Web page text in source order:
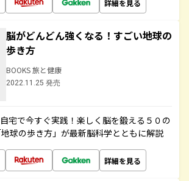
詳細を見る
脳がどんどん強くなる！すごい地球の
歩き方
BOOKS 旅と健康
2022.11.25 発売
宅で今すぐ実践！楽しく脳を鍛える５０の
球の歩き方」が最新脳科学とともに解説
詳細を見る